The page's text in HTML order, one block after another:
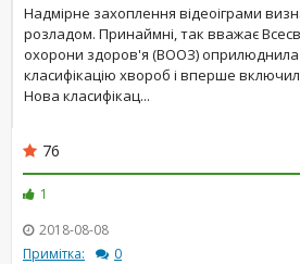
Надмірне захоплення відеоіграми
розладом. Принаймні, так вважає
охорони здоров'я (ВООЗ)
класифікацію хвороб і вперше
Нова класифікац...
76
1
2018-08-08
Примітка:
0